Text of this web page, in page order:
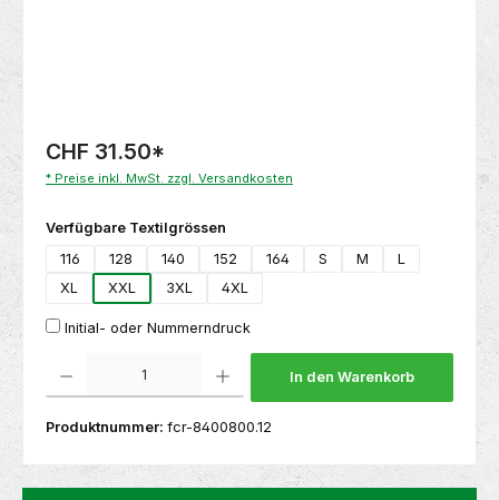
CHF 31.50*
* Preise inkl. MwSt. zzgl. Versandkosten
Verfügbare Textilgrössen
116
128 140 152 164 S M
L
XL
XXL 3XL 4XL
Initial- oder Nummerndruck
Produkt Anzahl: Gib den gewünschten Wert ein oder benutze die Schaltflächen um
In den Warenkorb
Produktnummer: fcr-8400800.12